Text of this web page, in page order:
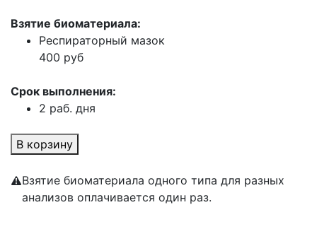
Взятие биоматериала:
Респираторный мазок
400 руб
Срок выполнения:
2 раб. дня
В корзину
Взятие биоматериала одного типа для разных
анализов оплачивается один раз.